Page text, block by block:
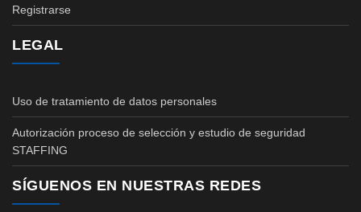
Registrarse
LEGAL
Uso de tratamiento de datos personales
Autorización proceso de selección y estudio de seguridad
STAFFING
SÍGUENOS EN NUESTRAS REDES